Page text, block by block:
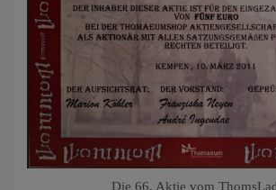
Die 66. Aktie vom